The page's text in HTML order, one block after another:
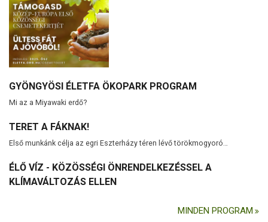
GYÖNGYÖSI ÉLETFA ÖKOPARK PROGRAM
Mi az a Miyawaki erdő?
TERET A FÁKNAK!
Első munkánk célja az egri Eszterházy téren lévő törökmogyoró…
ÉLŐ VÍZ - KÖZÖSSÉGI ÖNRENDELKEZÉSSEL A
KLÍMAVÁLTOZÁS ELLEN
MINDEN PROGRAM